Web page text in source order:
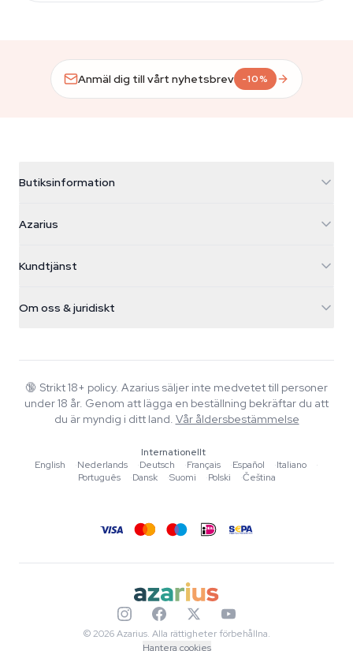
Anmäl dig till vårt nyhetsbrev -10%
Butiksinformation
Galvaniweg 11
Nederland
+31(0)204897914
Azarius
Magiska svampar
Smokeshop
Kundtjänst
Returpolicy
Vanliga frågor
Integritetspolicy
Om oss & juridiskt
Wiki
Blog
Musik
Redaktionella standarder
Verktyg & Kalkylatorer
🔞 Strikt 18+ policy. Azarius säljer inte medvetet till personer
under 18 år. Genom att lägga en beställning bekräftar du att
du är myndig i ditt land. Vår åldersbestämmelse
Internationellt
English
·Nederlands ·Deutsch ·Français ·Español ·Italiano
·
Português
·Dansk ·Suomi ·Polski ·Čeština
© 2026 Azarius. Alla rättigheter förbehållna.
Hantera cookies